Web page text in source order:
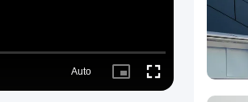
Auto
Picture- Fullscreen